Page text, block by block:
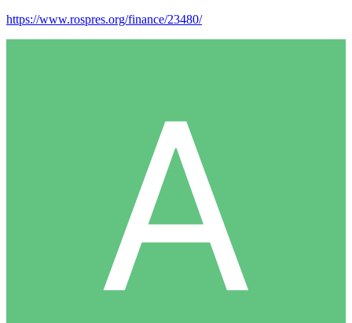
https://www.rospres.org/finance/23480/